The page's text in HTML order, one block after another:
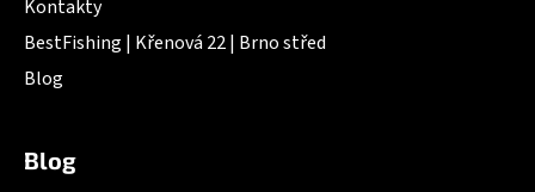
Kontakty
BestFishing | Křenová 22 | Brno střed
Blog
Blog